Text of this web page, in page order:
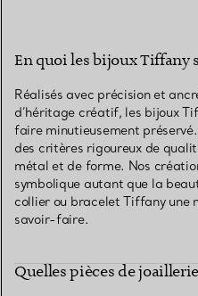
En quoi les bijoux Tiffany
Réalisés avec précision et
d’héritage créatif, les bijoux
faire minutieusement
des critères rigoureux de
métal et de forme. Nos
symbolique autant que la
collier ou bracelet Tiffany une
savoir-faire.
Quelles pièces de